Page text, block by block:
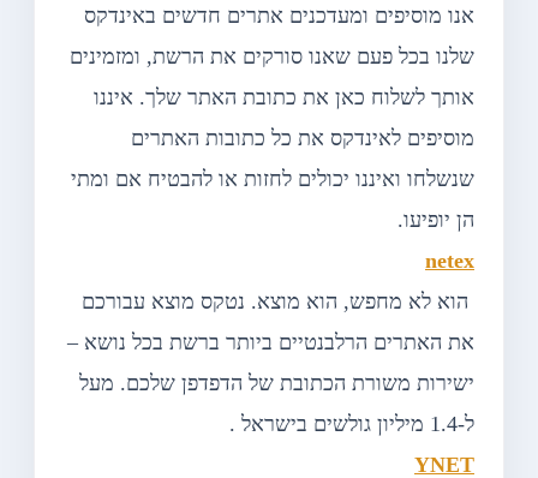
אנו מוסיפים ומעדכנים אתרים חדשים באינדקס
שלנו בכל פעם שאנו סורקים את הרשת, ומזמינים
אותך לשלוח כאן את כתובת האתר שלך. איננו
מוסיפים לאינדקס את כל כתובות האתרים
שנשלחו ואיננו יכולים לחזות או להבטיח אם ומתי
הן יופיעו.
netex
הוא לא מחפש, הוא מוצא. נטקס מוצא עבורכם
את האתרים הרלבנטיים ביותר ברשת בכל נושא –
ישירות משורת הכתובת של הדפדפן שלכם. מעל
ל-1.4 מיליון גולשים בישראל .
YNET